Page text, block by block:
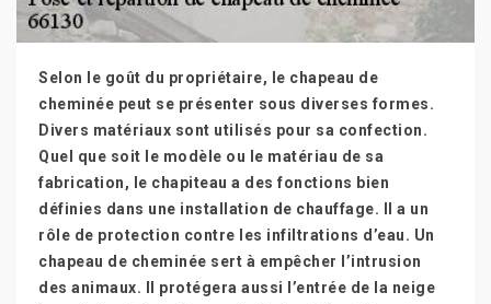
Selon le goût du propriétaire, le chapeau de
cheminée peut se présenter sous diverses formes.
Divers matériaux sont utilisés pour sa confection.
Quel que soit le modèle ou le matériau de sa
fabrication, le chapiteau a des fonctions bien
définies dans une installation de chauffage. Il a un
rôle de protection contre les infiltrations d’eau. Un
chapeau de cheminée sert à empêcher l’intrusion
des animaux. Il protégera aussi l’entrée de la neige